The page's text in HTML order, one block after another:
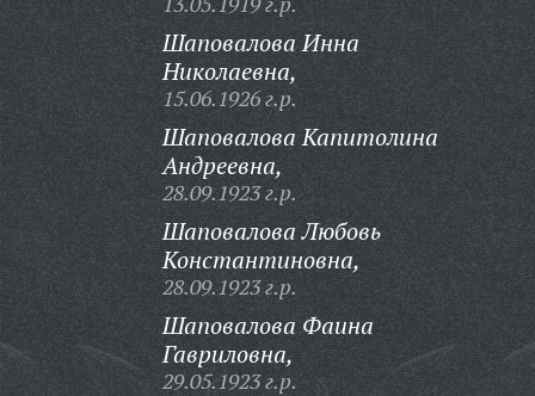
Шаповалова Инна
Николаевна,
15.06.1926 г.р.
Шаповалова Капитолина
Андреевна,
28.09.1923 г.р.
Шаповалова Любовь
Константиновна,
28.09.1923 г.р.
Шаповалова Фаина
Гавриловна,
29.05.1923 г.р.